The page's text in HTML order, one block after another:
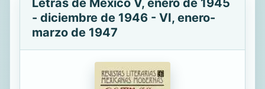
Letras de México V, enero de 1945
- diciembre de 1946 - VI, enero-
marzo de 1947